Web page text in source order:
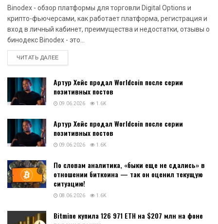
Binodex - обзор платформы для торговли Digital Options и
крипто-фьючерсами, как работает платформа, регистрация и
вход в личный кабинет, преимущества и недостатки, отзывы о
бинодекс Binodex - это...
ЧИТАТЬ ДАЛЕЕDETAILS
Артур Хейс продал Worldcoin после серии
позитивных постов
09.06.2026 1.6K
Артур Хейс продал Worldcoin после серии
позитивных постов
09.06.2026 1.6K
По словам аналитика, «быки еще не сдались» в
отношении биткоина — так он оценил текущую
ситуацию!
08.06.2026 1.6K
Bitmine купила 126 971 ETH на $207 млн на фоне